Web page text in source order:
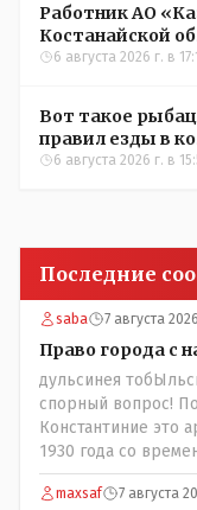
Работник АО
Костанайской
6 августа 2026 г. в
Вот такое
правил езды в
участников
6 августа 2026 г. в
Последние
saba 7 августа
Право города с
дульсинея
спорный вопрос!
Константиние это
1930 года со
брать что можно
города? С 1930
maxsaf 7 августа